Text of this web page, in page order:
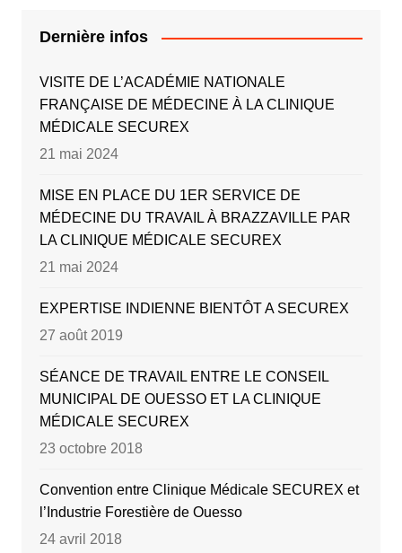
Dernière infos
VISITE DE L’ACADÉMIE NATIONALE
FRANÇAISE DE MÉDECINE À LA CLINIQUE
MÉDICALE SECUREX
21 mai 2024
MISE EN PLACE DU 1ER SERVICE DE
MÉDECINE DU TRAVAIL À BRAZZAVILLE PAR
LA CLINIQUE MÉDICALE SECUREX
21 mai 2024
EXPERTISE INDIENNE BIENTÔT A SECUREX
27 août 2019
SÉANCE DE TRAVAIL ENTRE LE CONSEIL
MUNICIPAL DE OUESSO ET LA CLINIQUE
MÉDICALE SECUREX
23 octobre 2018
Convention entre Clinique Médicale SECUREX et
l’Industrie Forestière de Ouesso
24 avril 2018